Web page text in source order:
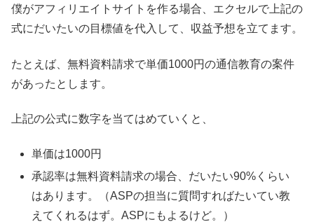
僕がアフィリエイトサイトを作る場合、エクセルで上記の
式にだいたいの目標値を代入して、収益予想を立てます。
たとえば、無料資料請求で単価1000円の通信教育の案件
があったとします。
上記の公式に数字を当てはめていくと、
単価は1000円
承認率は無料資料請求の場合、だいたい90%くらい
はあります。（ASPの担当に質問すればたいてい教
えてくれるはず。ASPにもよるけど。）